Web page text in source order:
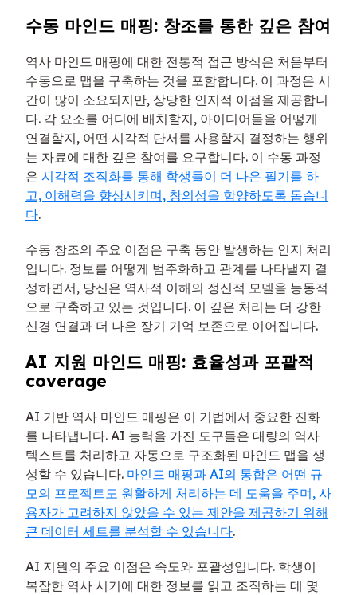
수동 마인드 매핑: 창조를 통한 깊은 참여
역사 마인드 매핑에 대한 전통적 접근 방식은 처음부터
수동으로 맵을 구축하는 것을 포함합니다. 이 과정은 시
간이 많이 소요되지만, 상당한 인지적 이점을 제공합니
다. 각 요소를 어디에 배치할지, 아이디어들을 어떻게
연결할지, 어떤 시각적 단서를 사용할지 결정하는 행위
는 자료에 대한 깊은 참여를 요구합니다. 이 수동 과정
은 시각적 조직화를 통해 학생들이 더 나은 필기를 하
고, 이해력을 향상시키며, 창의성을 함양하도록 돕습니
다.
수동 창조의 주요 이점은 구축 동안 발생하는 인지 처리
입니다. 정보를 어떻게 범주화하고 관계를 나타낼지 결
정하면서, 당신은 역사적 이해의 정신적 모델을 능동적
으로 구축하고 있는 것입니다. 이 깊은 처리는 더 강한
신경 연결과 더 나은 장기 기억 보존으로 이어집니다.
AI 지원 마인드 매핑: 효율성과 포괄적
coverage
AI 기반 역사 마인드 매핑은 이 기법에서 중요한 진화
를 나타냅니다. AI 능력을 가진 도구들은 대량의 역사
텍스트를 처리하고 자동으로 구조화된 마인드 맵을 생
성할 수 있습니다. 마인드 매핑과 AI의 통합은 어떤 규
모의 프로젝트도 원활하게 처리하는 데 도움을 주며, 사
용자가 고려하지 않았을 수 있는 제안을 제공하기 위해
큰 데이터 세트를 분석할 수 있습니다.
AI 지원의 주요 이점은 속도와 포괄성입니다. 학생이
복잡한 역사 시기에 대한 정보를 읽고 조직하는 데 몇